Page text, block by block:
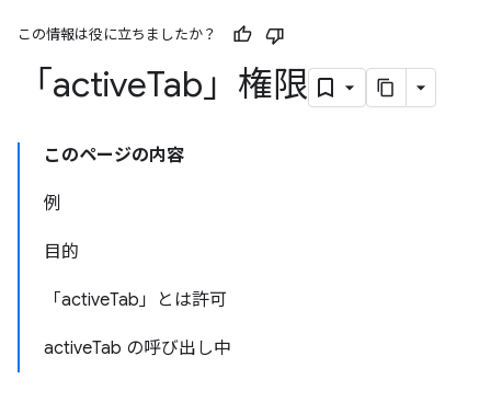
この情報は役に立ちましたか？
「activeTab」権限
このページの内容
例
目的
「activeTab」とは許可
activeTab の呼び出し中